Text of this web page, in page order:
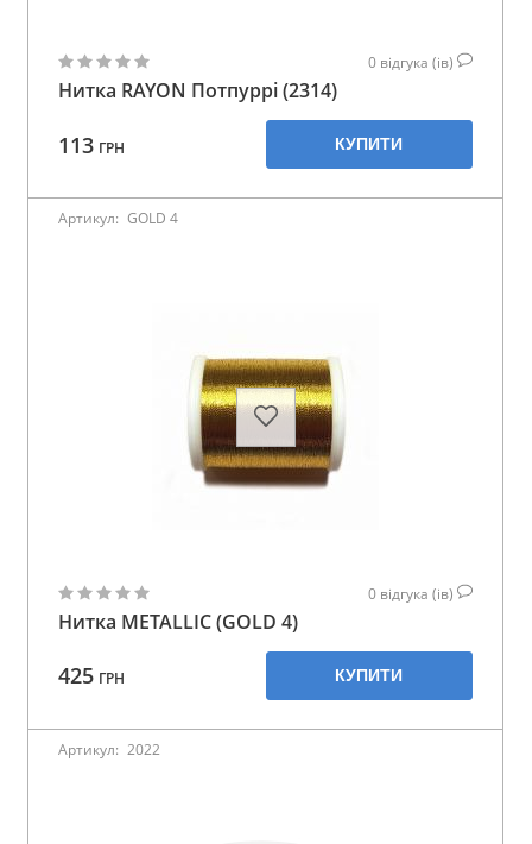
0 відгука (ів)
Нитка RAYON Потпуррі (2314)
113 ГРН КУПИТИ
Артикул: GOLD 4
0 відгука (ів)
Нитка METALLIC (GOLD 4)
425 ГРН КУПИТИ
Артикул: 2022